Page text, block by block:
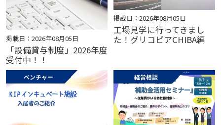
掲載日：2026年08月05日
「設備貸与制度」2026年度
受付中！！
掲載日：2026年08月05日
工場見学に行ってきまし
た！グリコピアCHIBA編
ベンチャー 経営相談